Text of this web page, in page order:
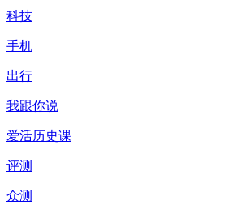
科技
手机
出行
我跟你说
爱活历史课
评测
众测